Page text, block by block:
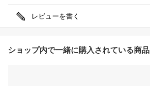
レビューを書く
ショップ内で一緒に購入されている商品